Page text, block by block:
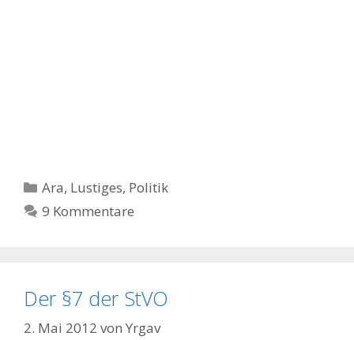
Kategorien
Ara, Lustiges, Politik
9 Kommentare
Der §7 der StVO
2. Mai 2012 von Yrgav